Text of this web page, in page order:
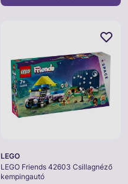
LEGO
LEGO Friends 42603 Csillagnéző
kempingautó